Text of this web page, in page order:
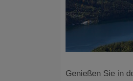
Genießen Sie in